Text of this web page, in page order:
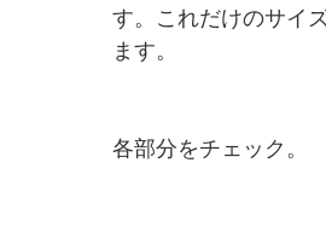
す。これだけのサイ
ます。
各部分をチェック。